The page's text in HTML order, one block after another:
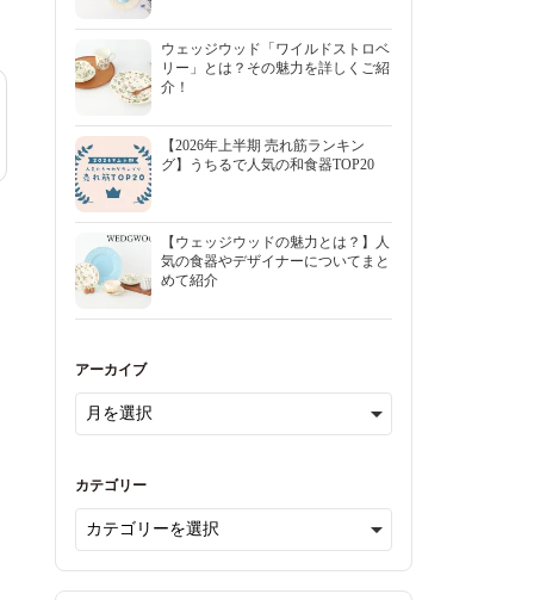
ウェッジウッド「ワイルドストロベ
リー」とは？その魅力を詳しくご紹
介！
【2026年上半期 売れ筋ランキン
グ】うちるで人気の和食器TOP20
【ウェッジウッドの魅力とは？】人
気の食器やデザイナーについてまと
めて紹介
アーカイブ
カテゴリー